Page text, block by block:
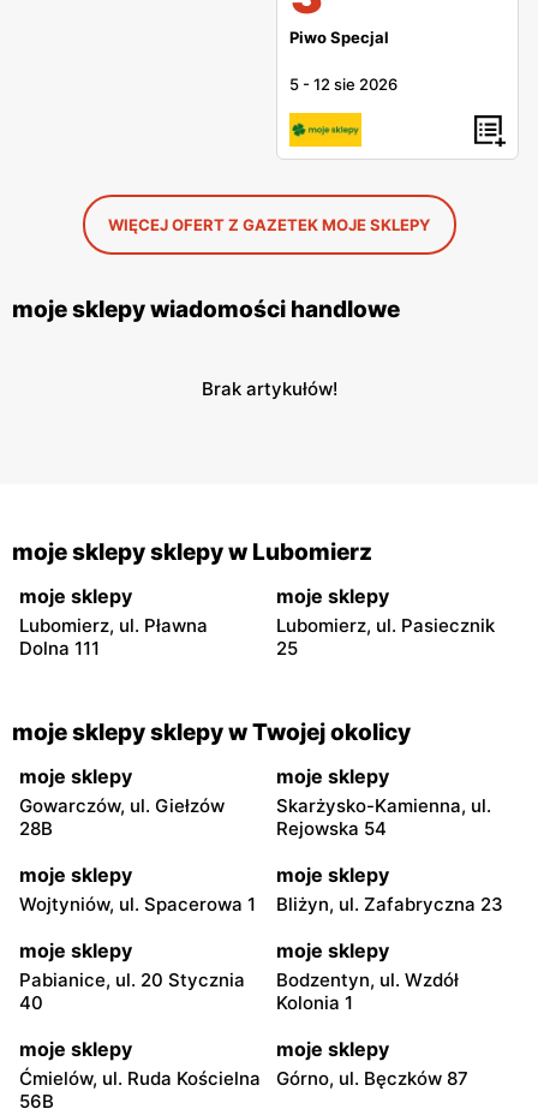
Piwo Specjal
5 -12 sie 2026
WIĘCEJ OFERT Z GAZETEK MOJE SKLEPY
moje sklepy wiadomości handlowe
Brak artykułów!
moje sklepy sklepy w Lubomierz
moje sklepy
Lubomierz, ul. Pławna
Dolna 111
moje sklepy
Lubomierz, ul. Pasiecznik
25
moje sklepy sklepy w Twojej okolicy
moje sklepy
Gowarczów, ul. Giełzów
28B
moje sklepy
Skarżysko-Kamienna, ul.
Rejowska 54
moje sklepy
Wojtyniów, ul. Spacerowa 1
moje sklepy
Bliżyn, ul. Zafabryczna 23
moje sklepy
Pabianice, ul. 20 Stycznia
40
moje sklepy
Bodzentyn, ul. Wzdół
Kolonia 1
moje sklepy
Ćmielów, ul. Ruda Kościelna
56B
moje sklepy
Górno, ul. Bęczków 87